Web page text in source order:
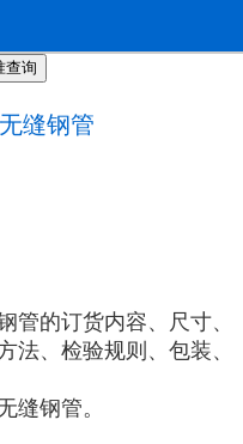
缝钢管
管的订货内容、尺寸、
法、检验规则、包装、
缝钢管。